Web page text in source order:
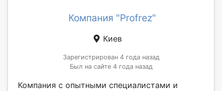
Компания "Profrez"
Киев
Зарегистрирован 4 года назад
Был на сайте 4 года назад
Компания с опытными специалистами и